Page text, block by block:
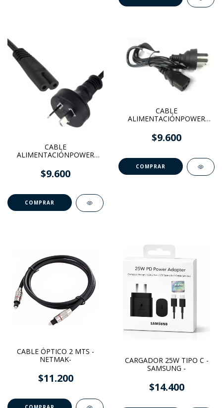
CABLE
ALIMENTACIÓNPOWER
$9.600
CABLE
ALIMENTACIÓNPOWER
220v
$9.600
CABLE ÓPTICO 2 MTS -
NETMAK-
$11.200
CARGADOR 25W TIPO C -
SAMSUNG -
$14.400